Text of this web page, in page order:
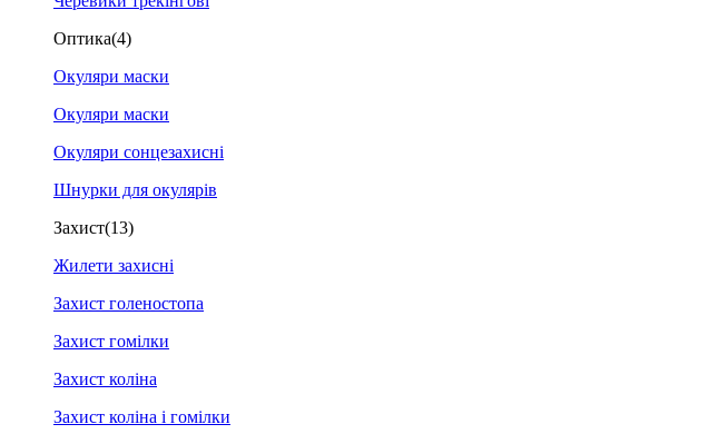
Оптика(4)
Окуляри маски
Окуляри маски
Окуляри сонцезахисні
Шнурки для окулярів
Захист(13)
Жилети захисні
Захист голеностопа
Захист гомілки
Захист коліна
Захист коліна і гомілки